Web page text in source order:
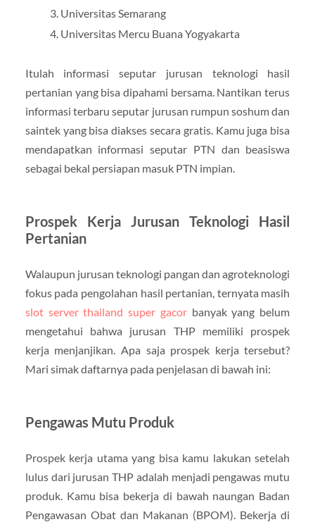
Universitas Semarang
Universitas Mercu Buana Yogyakarta
Itulah informasi seputar jurusan teknologi hasil
pertanian yang bisa dipahami bersama. Nantikan terus
informasi terbaru seputar jurusan rumpun soshum dan
saintek yang bisa diakses secara gratis. Kamu juga bisa
mendapatkan informasi seputar PTN dan beasiswa
sebagai bekal persiapan masuk PTN impian.
Prospek Kerja Jurusan Teknologi Hasil
Pertanian
Walaupun jurusan teknologi pangan dan agroteknologi
fokus pada pengolahan hasil pertanian, ternyata masih
slot server thailand super gacorbanyak yang belum
mengetahui bahwa jurusan THP memiliki prospek
kerja menjanjikan. Apa saja prospek kerja tersebut?
Mari simak daftarnya pada penjelasan di bawah ini:
Pengawas Mutu Produk
Prospek kerja utama yang bisa kamu lakukan setelah
lulus dari jurusan THP adalah menjadi pengawas mutu
produk. Kamu bisa bekerja di bawah naungan Badan
Pengawasan Obat dan Makanan (BPOM). Bekerja di